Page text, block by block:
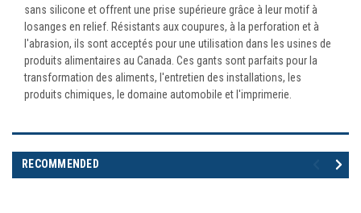
sans silicone et offrent une prise supérieure grâce à leur motif à
losanges en relief. Résistants aux coupures, à la perforation et à
l'abrasion, ils sont acceptés pour une utilisation dans les usines de
produits alimentaires au Canada. Ces gants sont parfaits pour la
transformation des aliments, l'entretien des installations, les
produits chimiques, le domaine automobile et l'imprimerie.
RECOMMENDED